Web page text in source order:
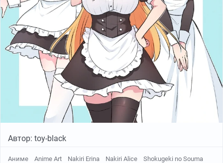
Автор: toy-black
Аниме Anime Art Nakiri Erina Nakiri Alice Shokugeki no Souma